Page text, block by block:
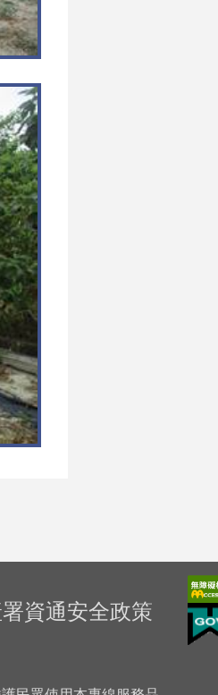
資通安全政策